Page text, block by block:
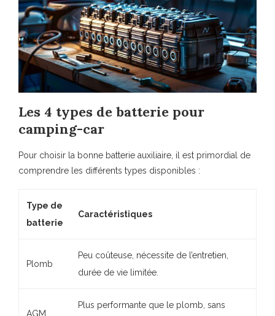
Les 4 types de batterie pour
camping-car
Pour choisir la bonne batterie auxiliaire, il est primordial de
comprendre les différents types disponibles :
Type de
batterie
Caractéristiques
Plomb
Peu coûteuse, nécessite de l’entretien,
durée de vie limitée.
AGM
Plus performante que le plomb, sans